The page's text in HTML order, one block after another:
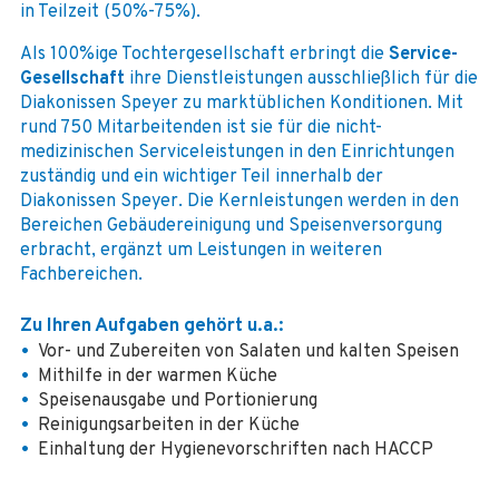
in Teilzeit (50%-75%).
Als 100%ige Tochtergesellschaft erbringt die Service-
Gesellschaft ihre Dienstleistungen ausschließlich für die
Diakonissen Speyer zu marktüblichen Konditionen. Mit
rund 750 Mitarbeitenden ist sie für die nicht-
medizinischen Serviceleistungen in den Einrichtungen
zuständig und ein wichtiger Teil innerhalb der
Diakonissen Speyer. Die Kernleistungen werden in den
Bereichen Gebäudereinigung und Speisenversorgung
erbracht, ergänzt um Leistungen in weiteren
Fachbereichen.
Zu Ihren Aufgaben gehört u.a.:
Vor- und Zubereiten von Salaten und kalten Speisen
Mithilfe in der warmen Küche
Speisenausgabe und Portionierung
Reinigungsarbeiten in der Küche
Einhaltung der Hygienevorschriften nach HACCP